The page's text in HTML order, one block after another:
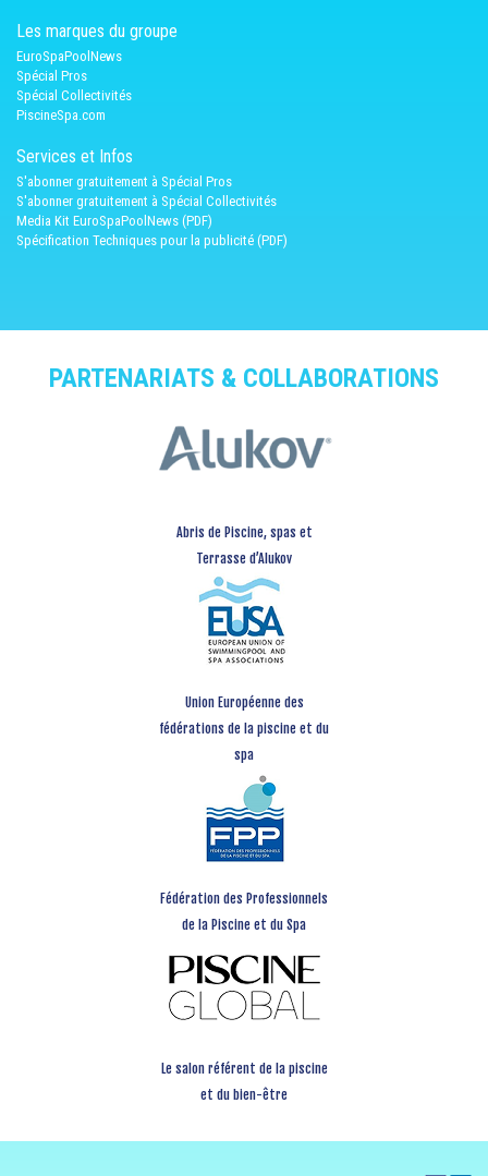
Les marques du groupe
EuroSpaPoolNews
Spécial Pros
Spécial Collectivités
PiscineSpa.com
Services et Infos
S'abonner gratuitement à Spécial Pros
S'abonner gratuitement à Spécial Collectivités
Media Kit EuroSpaPoolNews (PDF)
Spécification Techniques pour la publicité (PDF)
PARTENARIATS & COLLABORATIONS
Abris de Piscine, spas et
Terrasse d’Alukov
Union Européenne des
fédérations de la piscine et du
spa
Fédération des Professionnels
de la Piscine et du Spa
Le salon référent de la piscine
et du bien-être